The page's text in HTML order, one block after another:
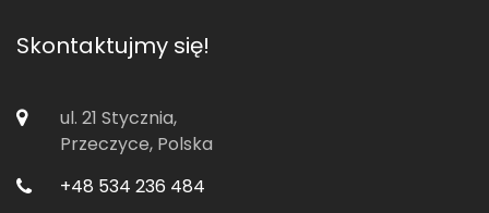
Skontaktujmy się!
ul. 21 Stycznia,
Przeczyce, Polska
+48 534 236 484